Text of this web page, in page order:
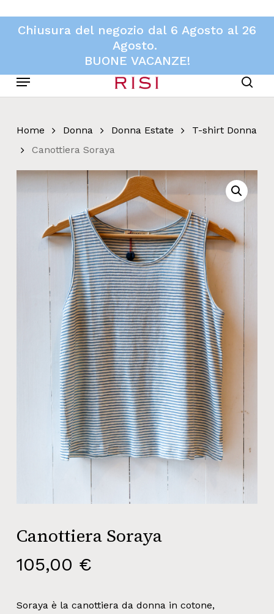
main
Chiusura del negozio dal 6 Agosto al 26
Agosto.
BUONE VACANZE!
Menu
Home Donna Donna Estate
T-shirt Donna
Canottiera Soraya
Canottiera Soraya
105,00 €
Soraya è la canottiera da donna in cotone,